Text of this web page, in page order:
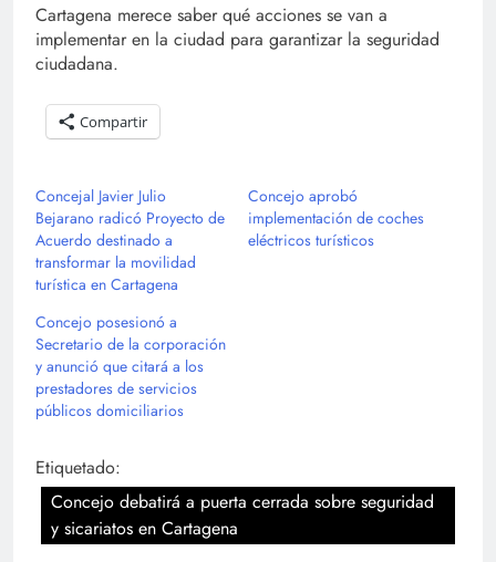
Cartagena merece saber qué acciones se van a
implementar en la ciudad para garantizar la seguridad
ciudadana.
Compartir
Concejal Javier Julio
Bejarano radicó Proyecto de
Acuerdo destinado a
transformar la movilidad
turística en Cartagena
Concejo aprobó
implementación de coches
eléctricos turísticos
Concejo posesionó a
Secretario de la corporación
y anunció que citará a los
prestadores de servicios
públicos domiciliarios
Etiquetado:
Concejo debatirá a puerta cerrada sobre seguridad
y sicariatos en Cartagena